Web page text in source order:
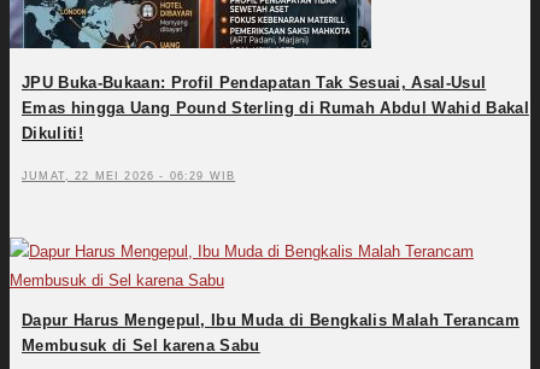
JPU Buka-Bukaan: Profil Pendapatan Tak Sesuai, Asal-Usul
Emas hingga Uang Pound Sterling di Rumah Abdul Wahid Bakal
Dikuliti!
JUMAT, 22 MEI 2026 - 06:29 WIB
Dapur Harus Mengepul, Ibu Muda di Bengkalis Malah Terancam
Membusuk di Sel karena Sabu